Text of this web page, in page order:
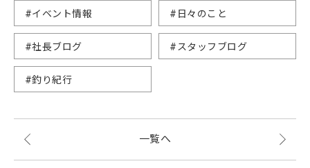
#イベント情報 #日々のこと
#社長ブログ #スタッフブログ
#釣り紀行
一覧へ